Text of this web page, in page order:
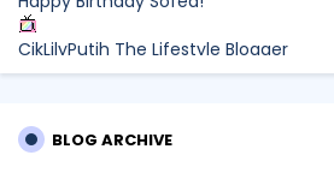
CikLilyPutih The Lifestyle Blogger
What to Read After Watching The
BLOG ARCHIVE